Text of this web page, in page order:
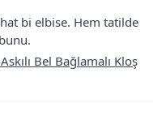
bi elbise. Hem tatilde
Bel Bağlamalı Kloş